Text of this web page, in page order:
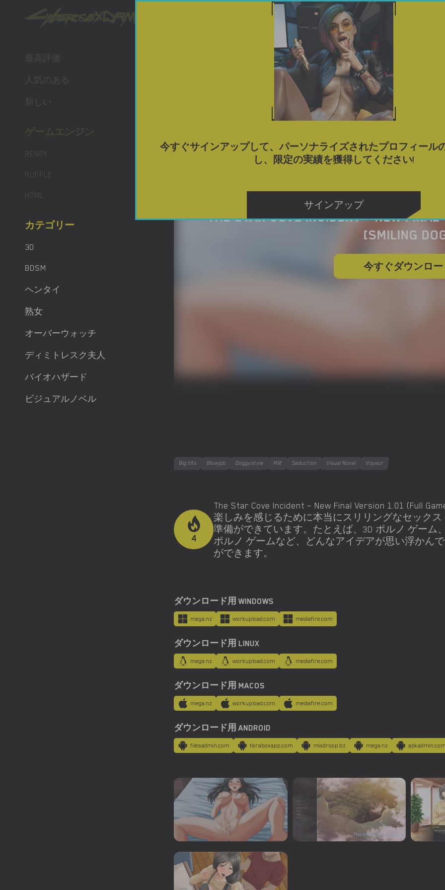
ポルノゲームをダウンロード ブログ
最高評価
人気のある
新しい
HTML
カテゴリー
3D
BDSM
ヘンタイ
熟女
オーバーウォッチ
ディミトレスク夫人
バイオハザード
ビジュアルノベル
THE STAR COVE INCIDENT – NEW
[SMILING
今すぐダウンロー
Big tits Blowjob Doggystyle Milf Seduction Visual Novel Voyeur
4
The Star Cove Incident – New Final Version 1.01 (Full
楽しみを感じるために本当にスリリングなセック
準備ができています。たとえば、3D ポルノ ゲーム
ポルノ ゲームなど、どんなアイデアが思い浮かん
ができます。
ダウンロード用 WINDOWS
mega.nz workupload.com mediafire.com
ダウンロード用 LINUX
mega.nz workupload.com mediafire.com
ダウンロード用 MACOS
mega.nz workupload.com mediafire.com
ダウンロード用 ANDROID
filesadmin.com teraboxapp.com mixdroop.bz mega.nz
今すぐサインアップして、パーソナライズされたプロフィール
し、限定の実績を獲得してください!
サインアップ